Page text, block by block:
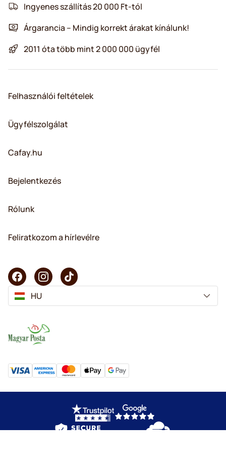
Ingyenes szállítás 20 000 Ft-tól
Árgarancia – Mindig korrekt árakat kínálunk!
2011 óta több mint 2 000 000 ügyfél
Felhasználói feltételek
Ügyfélszolgálat
Cafay.hu
Bejelentkezés
Rólunk
Feliratkozom a hírlevélre
HU